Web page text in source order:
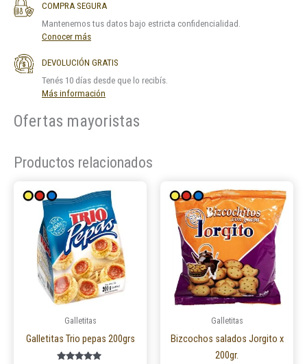
COMPRA SEGURA
Mantenemos tus datos bajo estricta confidencialidad.
Conocer más
DEVOLUCIÓN GRATIS
Tenés 10 días desde que lo recibís.
Más información
Ofertas mayoristas
Productos relacionados
Galletitas
Galletitas Trio pepas 200grs
Las
elegir
Galletitas
Bizcochos salados Jorgito x
200gr.
Este
tiene
Las
se
elegir